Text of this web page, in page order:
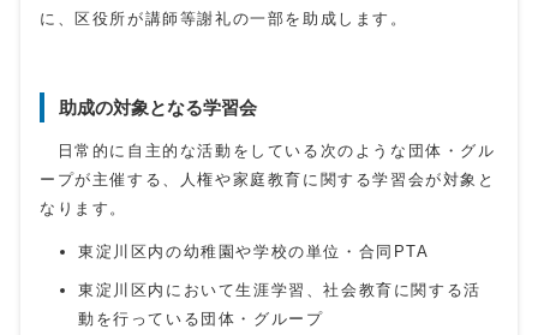
に、区役所が講師等謝礼の一部を助成します。
助成の対象となる学習会
日常的に自主的な活動をしている次のような団体・グル
ープが主催する、人権や家庭教育に関する学習会が対象と
なります。
東淀川区内の幼稚園や学校の単位・合同PTA
東淀川区内において生涯学習、社会教育に関する活
動を行っている団体・グループ